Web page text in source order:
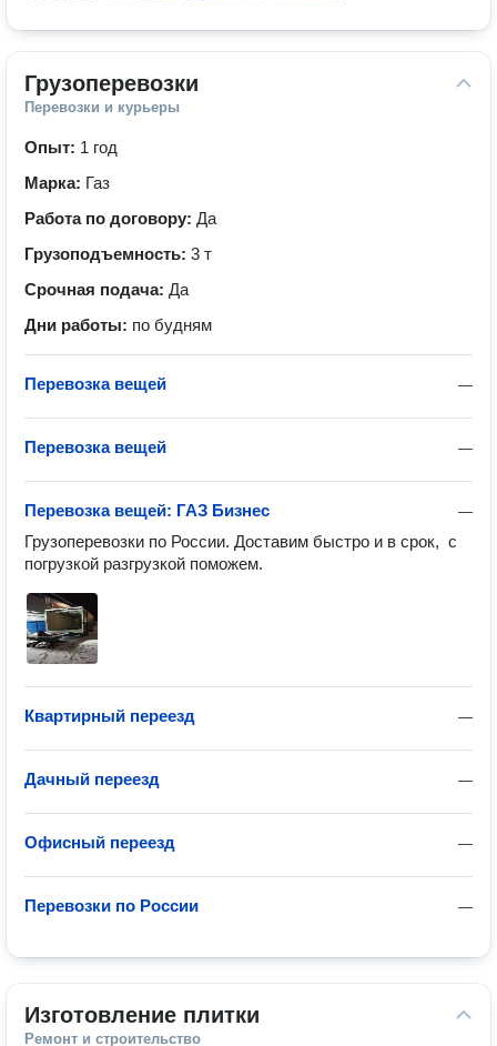
Грузоперевозки
Перевозки и курьеры
Опыт: 1 год
Марка: Газ
Работа по договору: Да
Грузоподъемность: 3 т
Срочная подача: Да
Дни работы: по будням
—
Перевозка вещей
—
Перевозка вещей
—
Перевозка вещей: ГАЗ Бизнес
Грузоперевозки по России. Доставим быстро и в срок,  с
погрузкой разгрузкой поможем.
—
Квартирный переезд
—
Дачный переезд
—
Офисный переезд
—
Перевозки по России
Изготовление плитки
Ремонт и строительство